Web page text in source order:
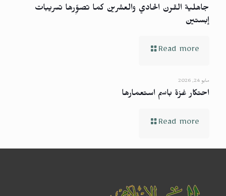
جاهلية القرن الحادي والعشرين كما تصوِّرها تسريبات
إبستين
Read more
مايو 24, 2026
احتكار غزة باسم استعمارها
Read more